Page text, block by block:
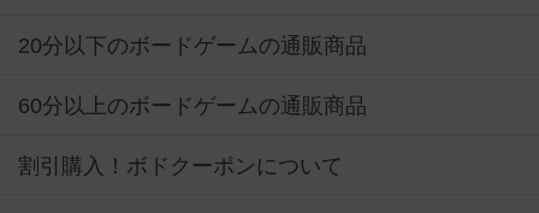
20分以下のボードゲームの通販商品
60分以上のボードゲームの通販商品
割引購入！ボドクーポンについて